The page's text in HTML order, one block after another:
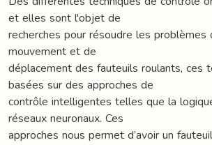
et elles sont l'objet de
recherches pour résoudre les problèmes
mouvement et de
déplacement des fauteuils roulants, ces
basées sur des approches de
contrôle intelligentes telles que la
réseaux neuronaux. Ces
approches nous permet d’avoir un